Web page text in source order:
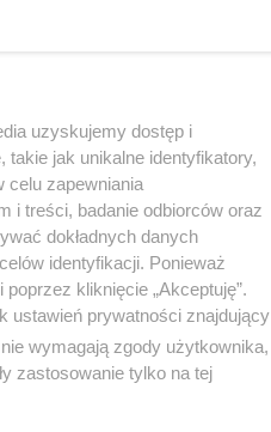
uzyskujemy dostęp i
jak unikalne identyfikatory,
celu zapewniania
i treści, badanie odbiorców oraz
dokładnych danych
identyfikacji. Ponieważ
kliknięcie „Akceptuję”.
ustawień prywatności znajdujący
wymagają zgody użytkownika,
zastosowanie tylko na tej